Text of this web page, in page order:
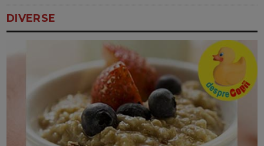
DIVERSE